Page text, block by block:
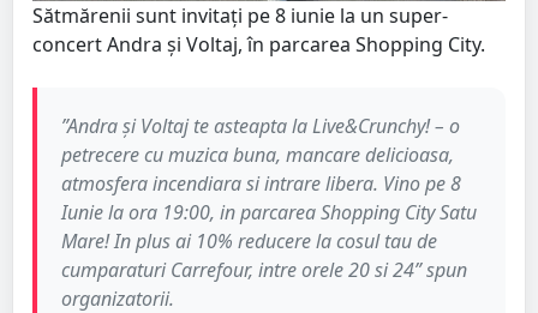
Sătmărenii sunt invitați pe 8 iunie la un super-
concert Andra și Voltaj, în parcarea Shopping City.
”Andra și Voltaj te asteapta la Live&Crunchy! – o
petrecere cu muzica buna, mancare delicioasa,
atmosfera incendiara si intrare libera. Vino pe 8
Iunie la ora 19:00, in parcarea Shopping City Satu
Mare! In plus ai 10% reducere la cosul tau de
cumparaturi Carrefour, intre orele 20 si 24” spun
organizatorii.